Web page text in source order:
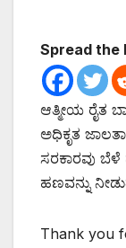
Spread the
ಆತ್ಮೀಯ ರೈತ
ಅಧಿಕೃತ
ಸರಕಾರವು ಬೆಳೆ
ಹಣವನ್ನು
Thank you